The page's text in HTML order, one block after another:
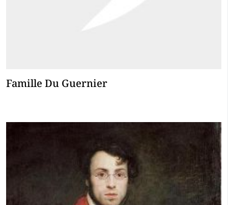
Famille Du Guernier